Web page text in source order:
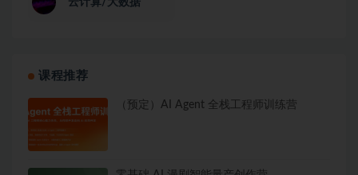
云计算/大数据
课程推荐
（预定）AI Agent 全栈工程师训练营